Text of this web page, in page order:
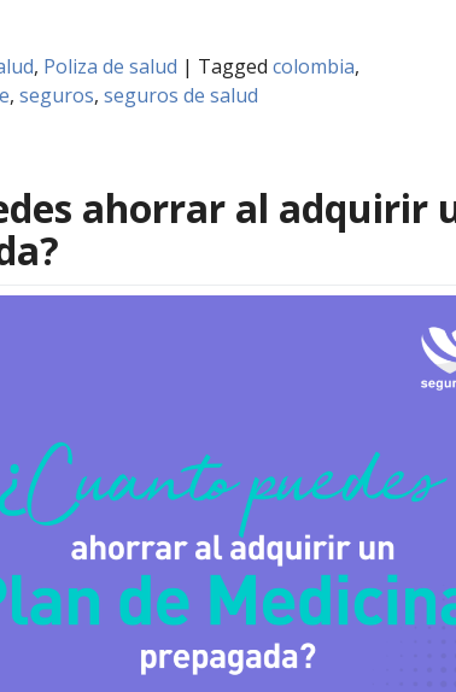
, Poliza de salud | Tagged colombia,
, seguros, seguros de salud
ahorrar al adquirir